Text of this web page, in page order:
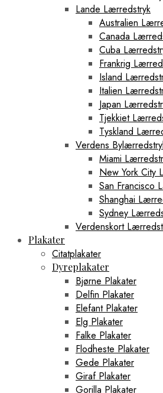
Lande Lærredstryk
Australien
Canada
Cuba
Frankrig
Island
Italien
Japan
Tjekkiet
Tyskland
Verdens
Miami
New York City
San Francisco
Shanghai
Sydney
Verdenskort
Plakater
Citatplakater
Dyreplakater
Bjørne Plakater
Delfin Plakater
Elefant Plakater
Elg Plakater
Falke Plakater
Flodheste Plakater
Gede Plakater
Giraf Plakater
Gorilla Plakater